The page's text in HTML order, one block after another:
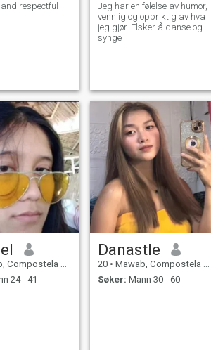
respectful
Jeg har en følelse av humor,
vennlig og oppriktig av hva
jeg gjør. Elsker å danse og
synge
Valley, Filippinene
24 - 41
Danastle
20 • Mawab, Compostela Valley, Filippinene
Søker: Mann 30 - 60